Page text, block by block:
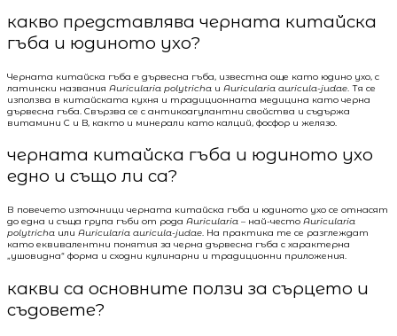
какво представлява черната китайска
гъба и юдиното ухо?
Черната китайска гъба е дървесна гъба, известна още като юдино ухо, с
латински названия Auricularia polytricha и Auricularia auricula-judae. Тя се
използва в китайската кухня и традиционната медицина като черна
дървесна гъба. Свързва се с антикоагулантни свойства и съдържа
витамини C и B, както и минерали като калций, фосфор и желязо.
черната китайска гъба и юдиното ухо
едно и също ли са?
В повечето източници черната китайска гъба и юдиното ухо се отнасят
до една и съща група гъби от рода Auricularia – най-често Auricularia
polytricha или Auricularia auricula-judae. На практика те се разглеждат
като еквивалентни понятия за черна дървесна гъба с характерна
„ушовидна“ форма и сходни кулинарни и традиционни приложения.
какви са основните ползи за сърцето и
съдовете?